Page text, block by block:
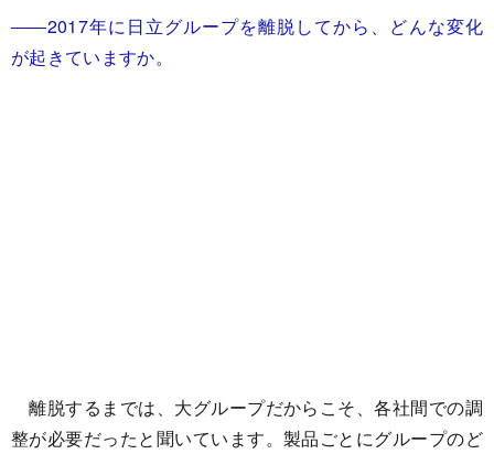
――2017年に日立グループを離脱してから、どんな変化
が起きていますか。
離脱するまでは、大グループだからこそ、各社間での調
整が必要だったと聞いています。製品ごとにグループのど